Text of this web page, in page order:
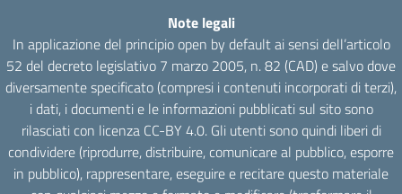
Note legali
In applicazione del principio open by default ai sensi dell’articolo
52 del decreto legislativo 7 marzo 2005, n. 82 (CAD) e salvo dove
diversamente specificato (compresi i contenuti incorporati di terzi),
i dati, i documenti e le informazioni pubblicati sul sito sono
rilasciati con licenza CC-BY 4.0. Gli utenti sono quindi liberi di
condividere (riprodurre, distribuire, comunicare al pubblico, esporre
in pubblico), rappresentare, eseguire e recitare questo materiale